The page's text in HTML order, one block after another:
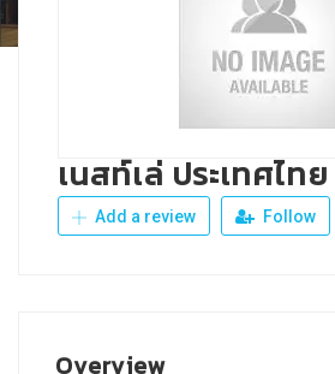
เนสท์เล่ ประเทศไทย
Add a review Follow
Overview